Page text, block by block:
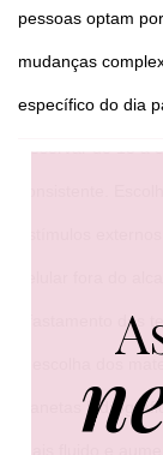
pessoas optam
mudanças
específico do dia
Reservar de 15 a
consistente.
estímulos
celular fora do
afastamento das
A escolha dos
Canetas